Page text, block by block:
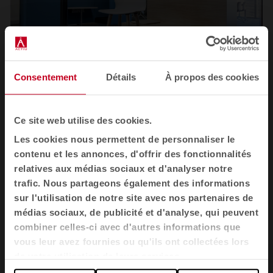
Consentement Détails À propos des cookies
Ce site web utilise des cookies.
Les cookies nous permettent de personnaliser le
contenu et les annonces, d'offrir des fonctionnalités
relatives aux médias sociaux et d'analyser notre
trafic. Nous partageons également des informations
sur l'utilisation de notre site avec nos partenaires de
médias sociaux, de publicité et d'analyse, qui peuvent
combiner celles-ci avec d'autres informations que
vous leur avez fournies ou qu'ils ont collectées lors
1 2
Voir toutes les images
Produits utilisés